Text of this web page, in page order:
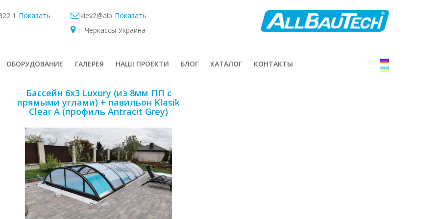
1 Показать kiev2@alb Показать
г. Черкассы Украина
OБОРУДОВАНИЕ ГАЛЕРЕЯ НАШІ ПРОЕКТИ БЛОГ КАТАЛОГ КОНТАКТЫ
Бассейн 6х3 Luxury (из 8мм ПП с
прямыми углами) + павильон Klasik
Clear A (профиль Antracit Grey)